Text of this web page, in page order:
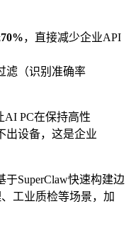
70%，直接减少企业API
滤（识别准确率
AI PC在保持高性
出设备，这是企业
SuperClaw快速构建边
工业质检等场景，加